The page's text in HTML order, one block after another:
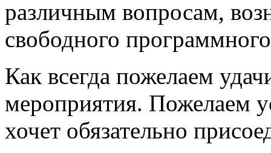
различным вопросам,
свободного
Как всегда пожелаем
мероприятия. Пожелаем
хочет обязательно